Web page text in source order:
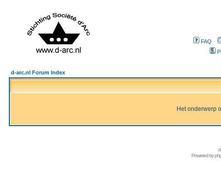
FAQ
d-arc.nl Forum Index
Het onderwerp
Powered by